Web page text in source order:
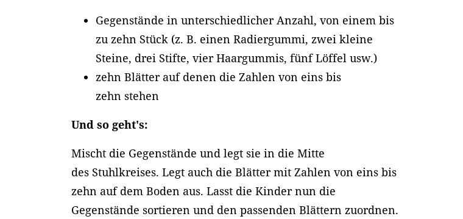
Gegenstände in unterschiedlicher Anzahl, von einem bis
zu zehn Stück (z. B. einen Radiergummi, zwei kleine
Steine, drei Stifte, vier Haargummis, fünf Löffel usw.)
zehn Blätter auf denen die Zahlen von eins bis
zehn stehen
Und so geht's:
Mischt die Gegenstände und legt sie in die Mitte
des Stuhlkreises. Legt auch die Blätter mit Zahlen von eins bis
zehn auf dem Boden aus. Lasst die Kinder nun die
Gegenstände sortieren und den passenden Blättern zuordnen.